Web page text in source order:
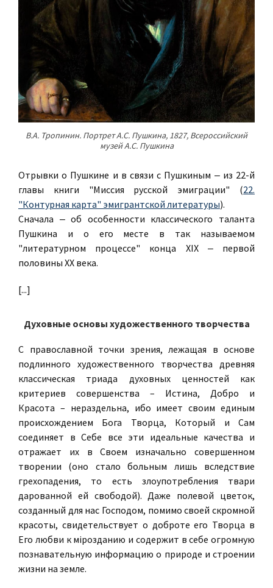
В.А. Тропинин. Портрет А.С. Пушкина, 1827, Всероссийский
музей А.С. Пушкина
Отрывки о Пушкине и в связи с Пушкиным ‒ из 22-й
главы книги "Миссия русской эмиграции" (22.
"Контурная карта" эмигрантской литературы).
Сначала ‒ об особенности классического таланта
Пушкина и о его месте в так называемом
"литературном процессе" конца XIX ‒ первой
половины ХХ века.
[...]
Духовные основы художественного творчества
С православной точки зрения, лежащая в основе
подлинного художественного творчества древняя
классическая триада духовных ценностей как
критериев совершенства – Истина, Добро и
Красота – нераздельна, ибо имеет своим единым
происхождением Бога Творца, Который и Сам
соединяет в Себе все эти идеальные качества и
отражает их в Своем изначально совершенном
творении (оно стало больным лишь вследствие
грехопадения, то есть злоупотребления твари
дарованной ей свободой). Даже полевой цветок,
созданный для нас Господом, помимо своей скромной
красоты, свидетельствует о доброте его Творца в
Его любви к мiрозданию и содержит в себе огромную
познавательную информацию о природе и строении
жизни на земле.